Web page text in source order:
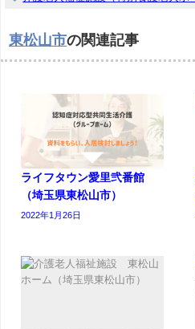
東松山市の関連記事
ライフタウン愛里弐番館
（埼玉県東松山市）
2022年1月26日